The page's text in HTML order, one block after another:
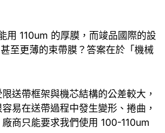
用 110um 的厚膜，而竣品國際的設
至更薄的束帶膜？答案在於「機械
送帶框架與機芯結構的公差較大，
易在送帶過程中發生變形、捲曲，
商只能要求我們使用 100-110um